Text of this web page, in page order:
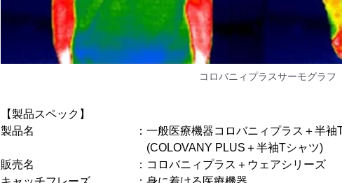
コロバニィプラスサーモグラフ
【製品スペック】
製品名 ：一般医療機器コロバニィプラス＋半袖T
(COLOVANY PLUS＋半袖Tシャツ)
販売名 ：コロバニィプラス＋ウェアシリーズ